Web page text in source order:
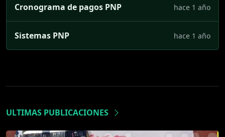
Cronograma de pagos PNP hace 1 año
Sistemas PNP hace 1 año
ULTIMAS PUBLICACIONES